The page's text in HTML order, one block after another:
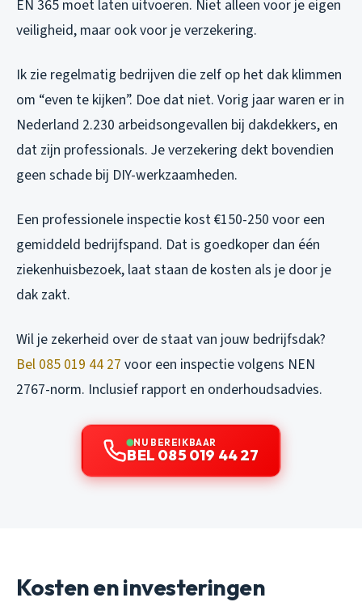
EN 365 moet laten uitvoeren. Niet alleen voor je eigen
veiligheid, maar ook voor je verzekering.
Ik zie regelmatig bedrijven die zelf op het dak klimmen
om “even te kijken”. Doe dat niet. Vorig jaar waren er in
Nederland 2.230 arbeidsongevallen bij dakdekkers, en
dat zijn professionals. Je verzekering dekt bovendien
geen schade bij DIY-werkzaamheden.
Een professionele inspectie kost €150-250 voor een
gemiddeld bedrijfspand. Dat is goedkoper dan één
ziekenhuisbezoek, laat staan de kosten als je door je
dak zakt.
Wil je zekerheid over de staat van jouw bedrijfsdak?
Bel 085 019 44 27 voor een inspectie volgens NEN
2767-norm. Inclusief rapport en onderhoudsadvies.
NU BEREIKBAAR
BEL 085 019 44 27
Kosten en investeringen